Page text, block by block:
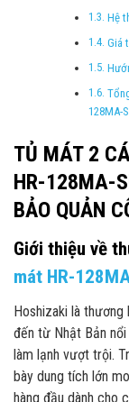
Hệ
Giá
128MA-
TỦ MÁT 2
HR-128MA-
BẢO QUẢN
Giới thiệu về
mát HR-
Hoshizaki là thương
đến từ Nhật Bản
làm lạnh vượt trội.
bày dung tích lớn
hàng đầu dành cho